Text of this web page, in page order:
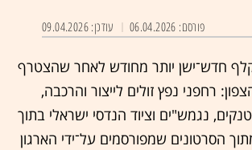
עודכן: 09.04.2026 פורסם: 06.04.2026
חדש־ישן יותר מחודש לאחר שהצטרף
רחפני נפץ זולים לייצור והרכבה,
נגמש"ים וציוד הנדסי ישראלי בתוך
הסרטונים שמפורסמים על־ידי הארגון